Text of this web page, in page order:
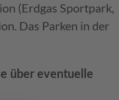
(Erdgas Sportpark,
Das Parken in der
über eventuelle